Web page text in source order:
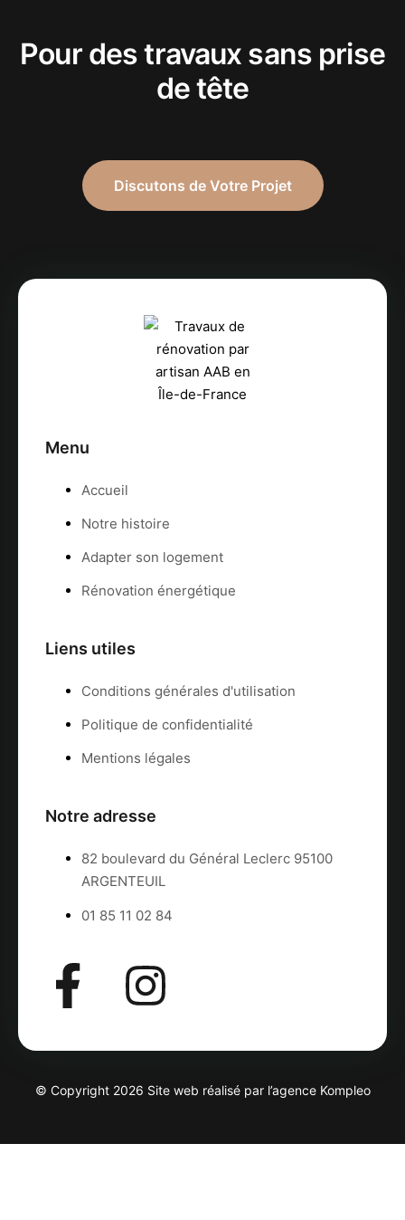
Pour des travaux sans prise
de tête
Discutons de Votre Projet
Menu
Accueil
Notre histoire
Adapter son logement
Rénovation énergétique
Liens utiles
Conditions générales d'utilisation
Politique de confidentialité
Mentions légales
Notre adresse
82 boulevard du Général Leclerc 95100
ARGENTEUIL
01 85 11 02 84
© Copyright 2026 Site web réalisé par l’agence Kompleo